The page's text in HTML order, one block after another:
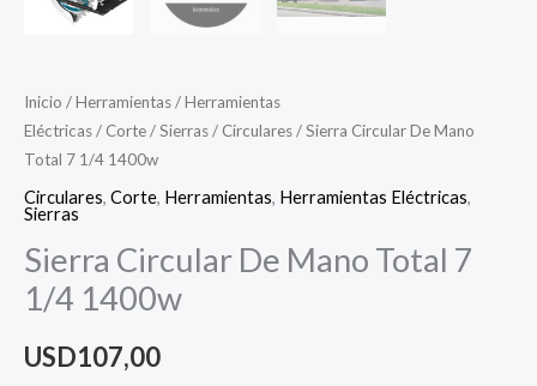
Inicio /Herramientas/Herramientas
Eléctricas/ Corte/Sierras/ Circulares/ Sierra Circular De Mano
Total 7 1/4 1400w
Circulares, Corte, Herramientas, Herramientas Eléctricas,
Sierras
Sierra Circular De Mano Total 7
1/4 1400w
USD107,00